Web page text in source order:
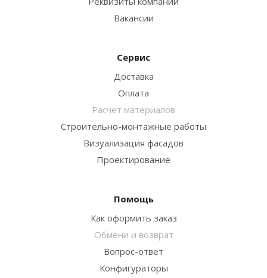
Вакансии
Сервис
Доставка
Оплата
Расчет материалов
Строительно-монтажные работы
Визуализация фасадов
Проектирование
Помощь
Как оформить заказ
Обмени и возврат
Вопрос-ответ
Конфигураторы